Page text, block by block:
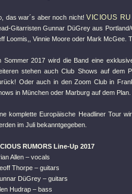
das war´s aber noch nicht!VICIOUS
Gitarristen Gunnar DüGrey aus
Loomis,, Vinnie Moore oder Mark McGee.
Sommer 2017 wird die Band eine
stehen auch Club Shows auf dem
Oder auch in den Zoom Club in
in München oder Marburg auf dem Plan.
komplette Europäische Headliner Tour
im Juli bekanntgegeben.
RUMORS Line-Up 2017
Allen – vocals
Thorpe – guitars
DüGrey – guitars
Hudrap – bass